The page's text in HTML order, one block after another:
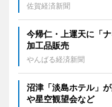
佐賀経済新聞
今帰仁・上運天に「
加工品販売
やんばる経済新聞
沼津「淡島ホテル」
や星空観望会など